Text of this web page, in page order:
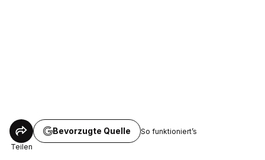
Teilen
Bevorzugte Quelle So funktioniert’s